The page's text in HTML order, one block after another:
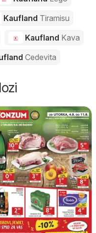
Kaufland Tiramisu
Kaufland Kava
Cedevita